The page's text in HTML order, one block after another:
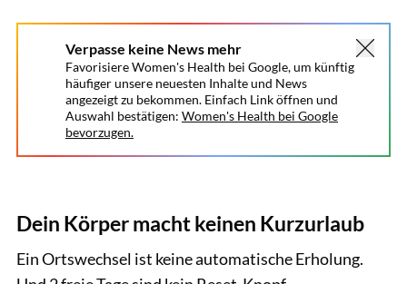
Verpasse keine News mehr
Favorisiere Women's Health bei Google, um künftig
häufiger unsere neuesten Inhalte und News
angezeigt zu bekommen. Einfach Link öffnen und
Auswahl bestätigen: Women's Health bei Google
bevorzugen.
Dein Körper macht keinen Kurzurlaub
Ein Ortswechsel ist keine automatische Erholung.